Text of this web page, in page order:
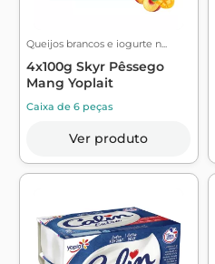
Queijos brancos e iogurte n...
4x100g Skyr Pêssego
Mang Yoplait
Caixa de 6 peças
Ver produto